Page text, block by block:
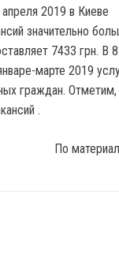
2019 в Киеве
значительно
7433 грн. В
марте 2019
граждан. Отметим,
.
По